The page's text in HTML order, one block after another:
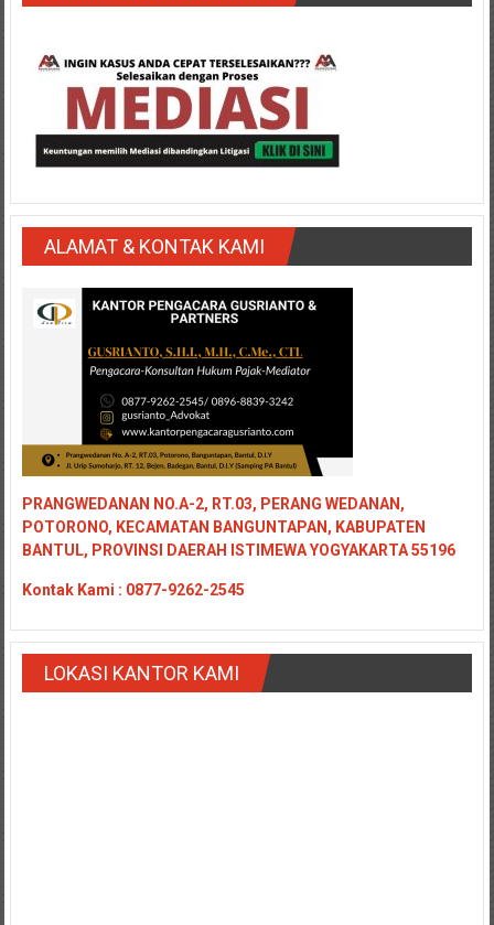
ALAMAT & KONTAK KAMI
PRANGWEDANAN NO.A-2, RT.03, PERANG WEDANAN,
POTORONO, KECAMATAN BANGUNTAPAN, KABUPATEN
BANTUL, PROVINSI DAERAH ISTIMEWA YOGYAKARTA 55196
Kontak Kami : 0877-9262-2545
LOKASI KANTOR KAMI